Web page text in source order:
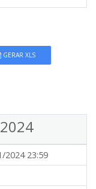
GERAR XLS
2024 23:59